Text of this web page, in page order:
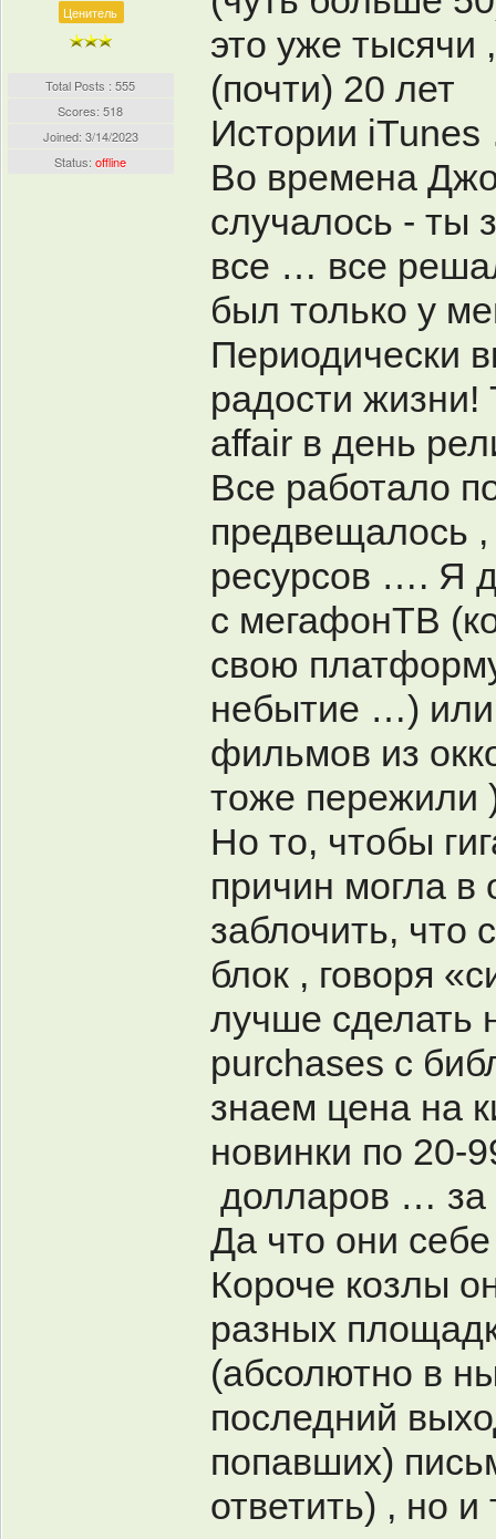
Ценитель
Total Posts : 555
Scores: 518
Joined: 3/14/2023
Status:offline
это уже
(почти) 20 лет
Истории
Во времена
случалось - ты
все … все
был только у
Периодически
радости жизни!
affair в день
Все работало
предвещалось
ресурсов …. Я
с мегафонТВ
свою
небытие …)
фильмов из
тоже
Но то, чтобы
причин могла в
заблочить, что
блок , говоря
лучше сделать
purchases с
знаем цена на
новинки по 20-
долларов …
Да что они
Короче козлы
разных
(абсолютно в
последний
попавших)
ответить) , но